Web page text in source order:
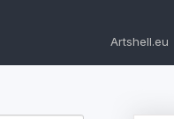
Artshell.eu